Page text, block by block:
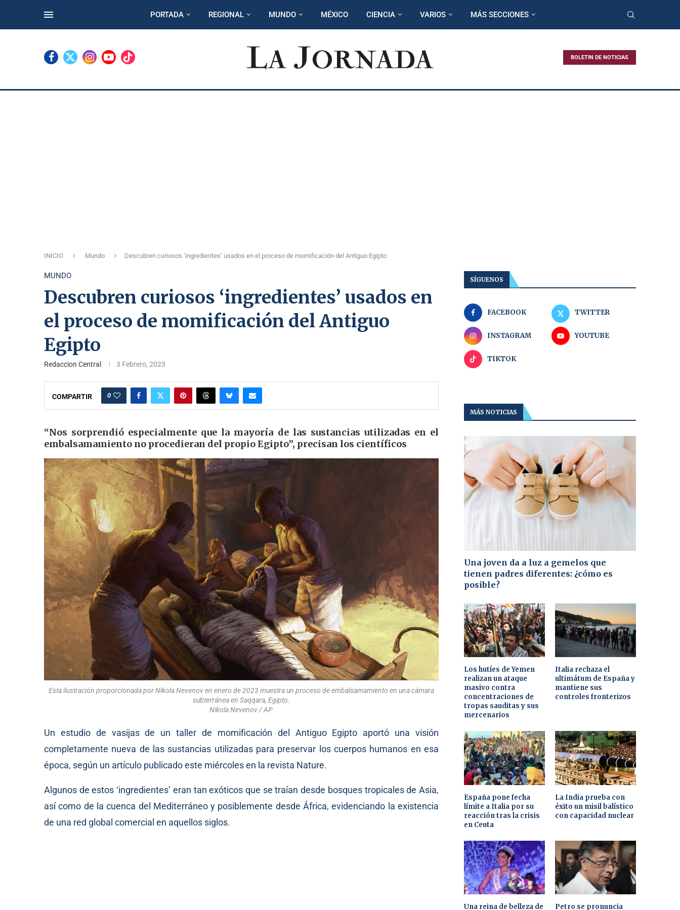
PORTADA REGIONAL MUNDO MÉXICO CIENCIA VARIOS MÁS SECCIONES
BOLETIN DE NOTICIAS
INICIO Mundo Descubren curiosos ‘ingredientes’ usados en el proceso de momificación del Antiguo Egipto
MUNDO
Descubren curiosos ‘ingredientes’ usados en
el proceso de momificación del Antiguo
Egipto
Redaccion Central 3 Febrero, 2023
COMPARTIR 0
“Nos sorprendió especialmente que la mayoría de las sustancias utilizadas en el
embalsamamiento no procedieran del propio Egipto”, precisan los científicos
Esta ilustración proporcionada por Nikola Nevenov en enero de 2023 muestra un proceso de embalsamamiento en una cámara
subterránea en Saqqara, Egipto.
Nikola Nevenov / AP
Un estudio de vasijas de un taller de momificación del Antiguo Egipto aportó una visión
completamente nueva de las sustancias utilizadas para preservar los cuerpos humanos en esa
época, según un artículo publicado este miércoles en la revista Nature.
Algunos de estos ‘ingredientes’ eran tan exóticos que se traían desde bosques tropicales de Asia,
así como de la cuenca del Mediterráneo y posiblemente desde África, evidenciando la existencia
de una red global comercial en aquellos siglos.
SÍGUENOS
FACEBOOK TWITTER
INSTAGRAM YOUTUBE
TIKTOK
MÁS NOTICIAS
Una joven da a luz a gemelos que
tienen padres diferentes: ¿cómo es
posible?
Los hutíes de Yemen
realizan un ataque
masivo contra
concentraciones de
tropas sauditas y sus
mercenarios
Italia rechaza el
ultimátum de España y
mantiene sus
controles fronterizos
España pone fecha
límite a Italia por su
reacción tras la crisis
en Ceuta
La India prueba con
éxito un misil balístico
con capacidad nuclear
Una reina de belleza de
Petro se pronuncia